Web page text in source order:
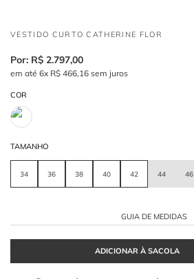
VESTIDO CURTO CATHERINE FLOR
R$ 2.797,00
em até 6x R$ 466,16 sem juros
COR
TAMANHO
34 36 38 40 42 44 46
GUIA DE MEDIDAS